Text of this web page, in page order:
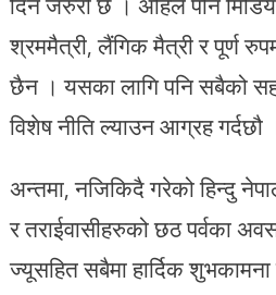
श्रममैत्री, लैंगिक मैत्री र पूर्ण
छैन । यसका लागि पनि सबैको
विशेष नीति ल्याउन आग्रह गर्दछौ
अन्तमा, नजिकिदै गरेको हिन्दु
र तराईवासीहरुको छठ पर्वका
ज्यूसहित सबैमा हार्दिक